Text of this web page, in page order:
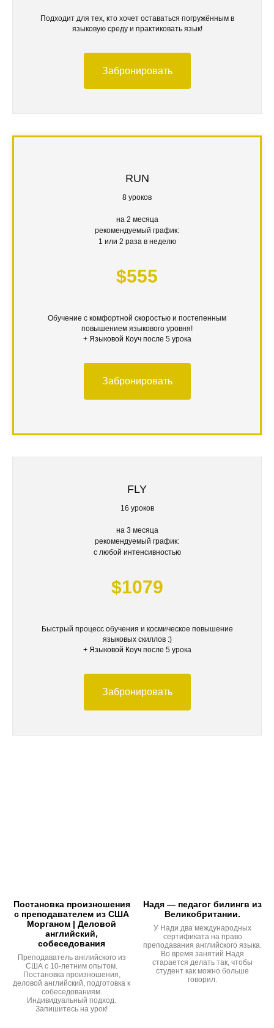
Подходит для тех, кто хочет оставаться погружённым в
языковую среду и практиковать язык!
Забронировать
RUN
8 уроков
на 2 месяца
рекомендуемый график:
1 или 2 раза в неделю
$555
Обучение с комфортной скоростью и постепенным
повышением языкового уровня!
+ Языковой Коучпосле 5 урока
Забронировать
FLY
16 уроков
на 3 месяца
рекомендуемый график:
с любой интенсивностью
$1079
Быстрый процесс обучения и космическое повышение
языковых скиллов :)
+ Языковой Коучпосле 5 урока
Забронировать
Постановка произношения
с преподавателем из США
Морганом | Деловой
английский,
собеседования
Преподаватель английского из
США с 10-летним опытом.
Постановка произношения,
деловой английский, подготовка к
собеседованиям.
Индивидуальный подход.
Запишитесь на урок!
Надя — педагог билингв из
Великобритании.
У Нади два международных
сертификата на право
преподавания английского языка.
Во время занятий Надя
старается делать так, чтобы
студент как можно больше
говорил.